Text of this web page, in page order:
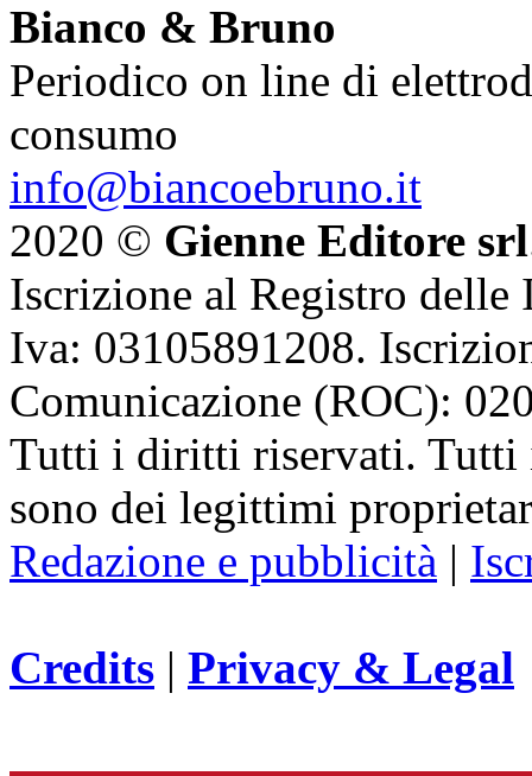
Bianco & Bruno
Periodico on line di
consumo
info@biancoebruno.it
2020 © Gienne Editore srl
Iscrizione al Registro delle
Iva: 03105891208.
Comunicazione (ROC):
Tutti i diritti riservati. Tutti
sono dei legittimi
Redazione e pubblicità |
Credits | Privacy & Legal